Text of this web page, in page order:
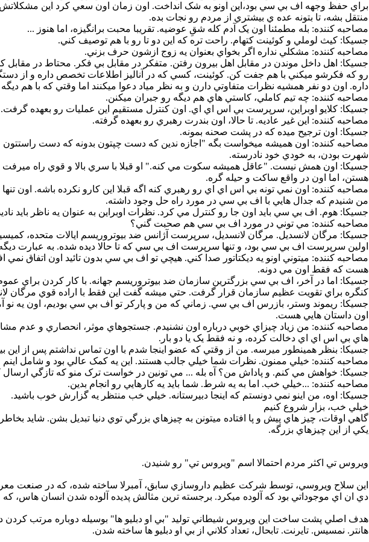
براي حفظ وجهه اف بي سي بود،اين اونو به شک انداخت. اون زمان اون سعي کرد اين
منتقل بشه، تا بتونه عده ي بيشتري از مردم رو نجات بده.
مصاحبه کننده: بله مطمئنا اون يک آدم کله شقِ عوضيه. تقريبا محبت برانگيزه، اما هنوز ...
جسيکا: کيث لوملي و کوئينت کتهام. راحت تره که اين دو تا رو با هم توصيف کني.
مصاحبه کننده: مشکلي نداره اگر بخواي بعنوان يه زوج ازشون حرف بزني.
جسيکا: اهل داخل موندن در مقابل اهل بيرون رفتن. متفکر در مقابل بي فکر. محتاط در
رو که فکرشو ميکني با هم جفت کن. کوئينت، کسي که در آناليز اطلاعات تخصص داره و از
داره. اون دو نفر همشيه نظرات متفاوتي دارن و به نظر مياد دعوا ميکنند اما وقتي که با هم
مصاحبه کننده: چه تيم کاملي، کاستي هاي هم ديگه رو جبران ميکنن.
جسيکا: کلايو اوبراين، سرپرست بي اس اي اي. اون کنترل مستقيم اين عمليات رو بعهده
مصاحبه کننده: اين غير عاديه. تا حالا، اون بندرت رهبري رو بعهده گرفته.
جسيکا: اون ترجيح ميده که در پشت صحنه بمونه.
شهرت بودن، به خودي خود نادرسته.
جسيکا: اون همش نيست. "عاقل هميشه سکوت مي کنه." او قبلا با سري بالا و قوي راه ميرفت
هستن، اما اون در واقع ساکت و حيله گره.
مصاحبه کننده: اون نمي تونه بي اس اي اي رو رهبري کنه اگه قبلا اين کارو نکرده باشه. اون
من شنيدم که جدال هايي با اف بي سي در مورد راه حل وجود داشته.
جسيکا: هوم. اف بي سي بايد اون جا رو کنترل مي کرد. نظرات اوبراين به عنوان يه ناظر بايد
مصاحبه کننده: مي توني در مورد اف بي سي هم صحبت گني؟
جسيکا: مرگان لانسديل. مرگان لانسديل، سرپرست آژانس ضد بيوتروريسم ايالات متحده،
اولين سرپرست اف بي سي بود، و تنها سرپرست اف بي سي که تا حالا ديده شده. به عبارت
مصاحبه کننده: ميتوني اونو يه ديکتاتور صدا کني. هيچي تو اف بي سي بدون تائيد اون اتفاق نمي
هست که فقط اون مي دونه.
جسيکا: اما در آخر، اف بي سي بزرگترين سازمان ضد بيوتروريسم جهانه. با کار کردن براي
کنگره براي تقويت عظيم سازمان قرار گرفت. حتي ميشه گفت اين فقط با اراده قوي مرگان
جسيکا: ريموند وستر، بازرس اف بي سي. زماني که من و پارکر تو اف بي سي بوديم، اون يه نو
اون داستان هايي هست.
مصاحبه کننده: من زياد چيزاي خوبي درباره اون نشنيدم. جستجوهاي موثر، انحصاري و عدم
هاي بي اس اي اي دخالت کرده، و نه فقط يک يا دو بار.
جسيکا: بنظر همينطور ميرسه. من از وقتي که عضو اينجا شدم با اون تماس نداشتم پس از اين
مصاحبه کننده: خيلي ممنون. نظرات شما خيلي جالب هستند. اين يه کمک عالي بود و شامل
جسيکا: خواهش مي کنم. و پاداش من؟ آه بله ... مي تونين در خواست ترک منو که تازگي ارسال
مصاحبه کننده: ...خيلي خب. اما به يه شرط. شما بايد يه کارهايي رو انجام بدين.
جسيکا: اوه، من اينو نمي دونستم که اينجا دبيرستانه. خيلي خب منتظر يه گزارش خوب باشيد.
خيلي خب، بزار شروع کنيم
گاهي اوقات، چيز هاي پيش و پا افتاده ميتونن به چيزهاي بزرگي توي دنيا تبديل بشن. شايد
يکي از اين چيزهاي بزرگه.
ويروس تي اکثر مردم احتمالا اسم "ويروس تي" رو شنيدن.
اين سلاح ويروسي، توسط شرکت عظيم داروسازي سابق، آمبرلا ساخته شده، که در صنعت
دي ان اي موجوداتي بود که آلوده ميکرد. برجسته ترين مثالش پديده آلوده شدن انسان هاس،
هدف اصلي پشت ساخت اين ويروس شيطاني توليد "بي او دبليو ها" بوسيله دوباره مرتب کردن
هانتر. نمسيس. تايرنت. تابحال، تعداد کلاني از بي او دبليو ها ساخته شدن.